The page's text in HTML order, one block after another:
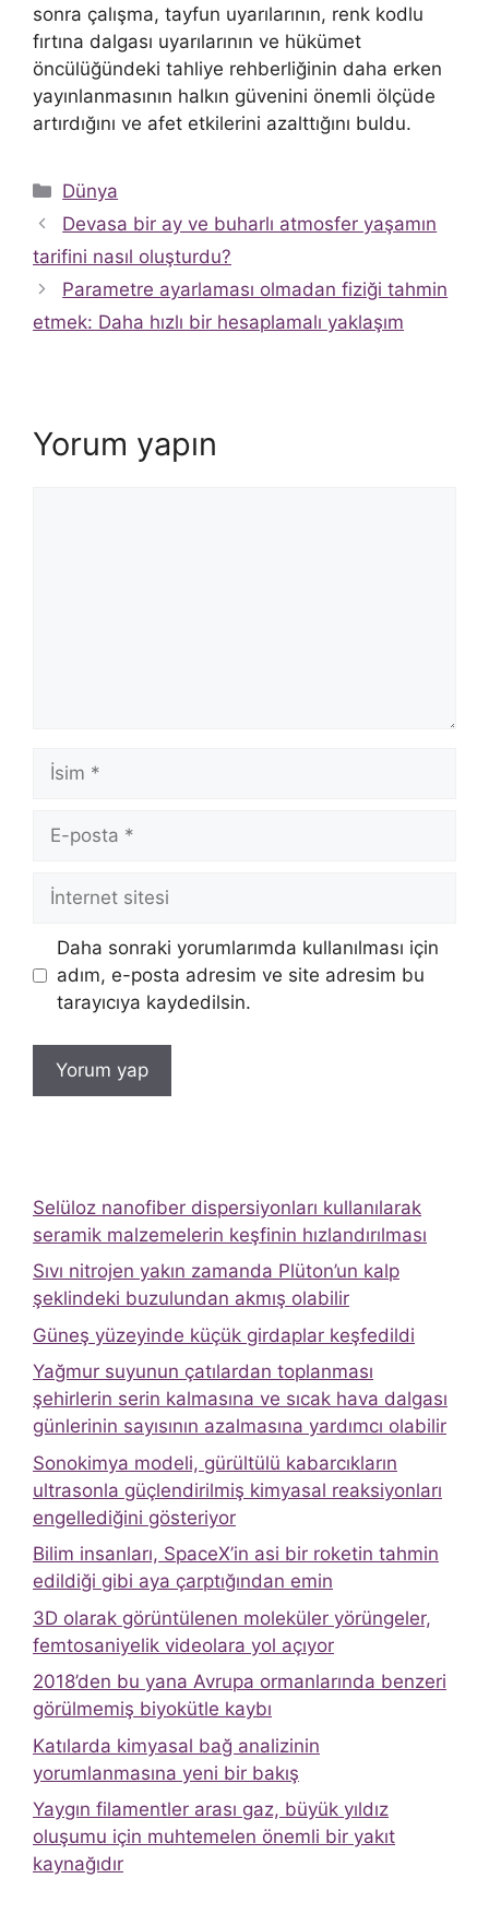
sonra çalışma, tayfun uyarılarının, renk kodlu
fırtına dalgası uyarılarının ve hükümet
öncülüğündeki tahliye rehberliğinin daha erken
yayınlanmasının halkın güvenini önemli ölçüde
artırdığını ve afet etkilerini azalttığını buldu.
Kategoriler
Dünya
Devasa bir ay ve buharlı atmosfer yaşamın
tarifini nasıl oluşturdu?
Parametre ayarlaması olmadan fiziği tahmin
etmek: Daha hızlı bir hesaplamalı yaklaşım
Yorum yapın
İsim
posta
İnternet
Daha sonraki yorumlarımda kullanılması için
adım, e-posta adresim ve site adresim bu
tarayıcıya kaydedilsin.
Selüloz nanofiber dispersiyonları kullanılarak
seramik malzemelerin keşfinin hızlandırılması
Sıvı nitrojen yakın zamanda Plüton’un kalp
şeklindeki buzulundan akmış olabilir
Güneş yüzeyinde küçük girdaplar keşfedildi
Yağmur suyunun çatılardan toplanması
şehirlerin serin kalmasına ve sıcak hava dalgası
günlerinin sayısının azalmasına yardımcı olabilir
Sonokimya modeli, gürültülü kabarcıkların
ultrasonla güçlendirilmiş kimyasal reaksiyonları
engellediğini gösteriyor
Bilim insanları, SpaceX’in asi bir roketin tahmin
edildiği gibi aya çarptığından emin
3D olarak görüntülenen moleküler yörüngeler,
femtosaniyelik videolara yol açıyor
2018’den bu yana Avrupa ormanlarında benzeri
görülmemiş biyokütle kaybı
Katılarda kimyasal bağ analizinin
yorumlanmasına yeni bir bakış
Yaygın filamentler arası gaz, büyük yıldız
oluşumu için muhtemelen önemli bir yakıt
kaynağıdır